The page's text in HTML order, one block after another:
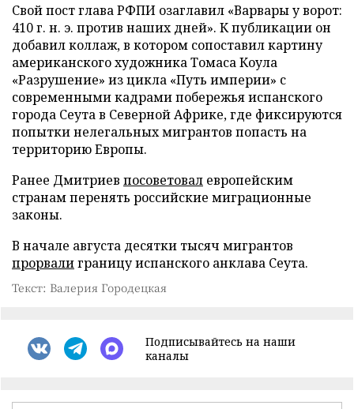
Свой пост глава РФПИ озаглавил «Варвары у ворот:
410 г. н. э. против наших дней». К публикации он
добавил коллаж, в котором сопоставил картину
американского художника Томаса Коула
«Разрушение» из цикла «Путь империи» с
современными кадрами побережья испанского
города Сеута в Северной Африке, где фиксируются
попытки нелегальных мигрантов попасть на
территорию Европы.
Ранее Дмитриев посоветовал европейским
странам перенять российские миграционные
законы.
В начале августа десятки тысяч мигрантов
прорвалиграницу испанского анклава Сеута.
Текст: Валерия Городецкая
Подписывайтесь на наши
каналы